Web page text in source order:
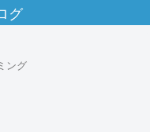
グ
ング